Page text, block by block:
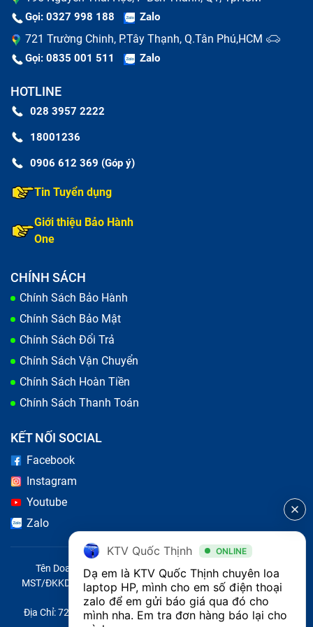
ce2035TU cần lưu ý những gì?
Hiện trên thị trường có khá nhiều linh kiện loa Laptop
bạn cảm thấy lúng túng không biết chọn lựa ra sao,
nơi nào có bảo hành tốt sau thay thế? Để trở thành
người tiêu dùng thông thái, bạn hãy lưu ý các điểm
như sau:
Bạn hãy tìm trung tâm uy tín, gọi điện tới và nói rõ
tình trạng máy để nhân viên tiếp nhận thông tin, tư
vấn xem có cần thiết phải thay loa mới hay xử lý
được tại nhà.
Nếu cần thay thế, hãy chọn nơi có chế độ bảo hành
tốt, phụ kiện, linh kiện chính hãng có tem để đảm
bảo Laptop của bạn được thay thế, sửa chữa đúng
bệnh, an toàn cho thiết bị, tránh “tiền mất, tật
Gọi: 0327 998 188 Zalo
721 Trường Chinh, P.Tây Thạnh, Q.Tân Phú,HCM
Gọi: 0835 001 511 Zalo
HOTLINE
028 3957 2222
18001236
0906 612 369 (Góp ý)
Tin Tuyển dụng
Giới thiệu Bảo Hành
One
CHÍNH SÁCH
Chính Sách Bảo Hành
Chính Sách Bảo Mật
Chính Sách Đổi Trả
Chính Sách Vận Chuyển
Chính Sách Hoàn Tiền
Chính Sách Thanh Toán
KẾT NỐI SOCIAL
Facebook
Instagram
Youtube
Zalo
Tên Doanh Nghiệp: CÔNG TY TNHH CITY ONE VIỆT NAM
MST/ĐKKD/QĐTL: 0316569346 do sở KHĐT TP.HCM cấp ngày
14/04/2023
Địa Chỉ: 721 Trường Chinh, Phường Tây Thạnh, Quận Tân Phú,
KTV Quốc Thịnh ONLINE
Dạ em là KTV Quốc Thịnh chuyên loa
laptop HP, mình cho em số điện thoại
zalo để em gửi báo giá qua đó cho
mình nha. Em tra đơn hàng báo lại cho